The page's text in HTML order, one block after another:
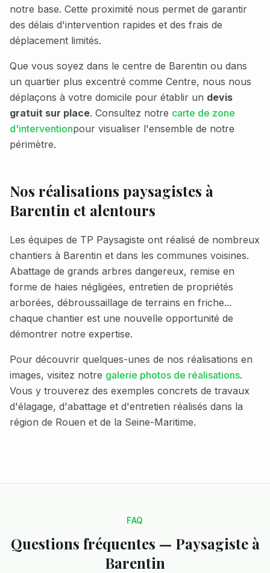
notre base. Cette proximité nous permet de garantir
des délais d'intervention rapides et des frais de
déplacement limités.
Que vous soyez dans le centre de Barentin ou dans
un quartier plus excentré comme Centre, nous nous
déplaçons à votre domicile pour établir un devis
gratuit sur place. Consultez notre carte de zone
d'interventionpour visualiser l'ensemble de notre
périmètre.
Nos réalisations paysagistes à
Barentin et alentours
Les équipes de TP Paysagiste ont réalisé de nombreux
chantiers à Barentin et dans les communes voisines.
Abattage de grands arbres dangereux, remise en
forme de haies négligées, entretien de propriétés
arborées, débroussaillage de terrains en friche...
chaque chantier est une nouvelle opportunité de
démontrer notre expertise.
Pour découvrir quelques-unes de nos réalisations en
images, visitez notre galerie photos de réalisations.
Vous y trouverez des exemples concrets de travaux
d'élagage, d'abattage et d'entretien réalisés dans la
région de Rouen et de la Seine-Maritime.
FAQ
Questions fréquentes — Paysagiste à
Barentin